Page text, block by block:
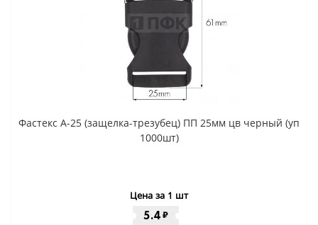
Фастекс A-25 (защелка-трезубец) ПП 25мм цв черный (уп
1000шт)
Цена за 1 шт
5.4 ₽